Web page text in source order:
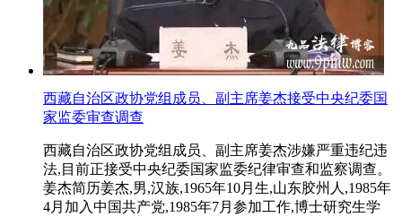
西藏自治区政协党组成员、副主席姜杰接受中央纪委国
家监委审查调查
西藏自治区政协党组成员、副主席姜杰涉嫌严重违纪违
法,目前正接受中央纪委国家监委纪律审查和监察调查。
姜杰简历姜杰,男,汉族,1965年10月生,山东胶州人,1985年
4月加入中国共产党,1985年7月参加工作,博士研究生学